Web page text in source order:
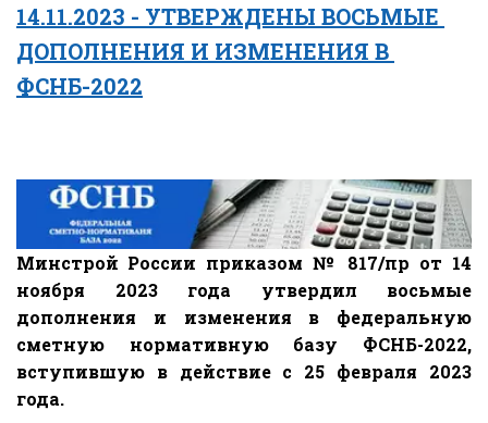
14.11.2023 - УТВЕРЖДЕНЫ ВОСЬМЫЕ
ДОПОЛНЕНИЯ И ИЗМЕНЕНИЯ В
ФСНБ-2022
Минстрой России приказом № 817/пр от 14
ноября 2023 года утвердил восьмые
дополнения и изменения в федеральную
сметную нормативную базу ФСНБ-2022,
вступившую в действие с 25 февраля 2023
года.